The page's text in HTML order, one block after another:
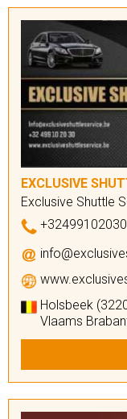
EXCLUSIVE
Exclusive Shuttle
+32499102030
Holsbeek
Vlaams